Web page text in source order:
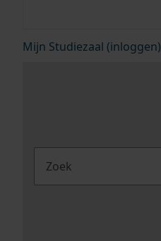
Mijn Studiezaal (inloggen)